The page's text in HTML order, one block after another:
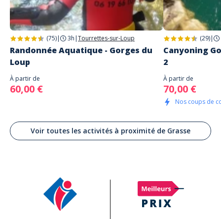
(75)| 3h |Tourrettes-sur-Loup
Randonnée Aquatique - Gorges du
Loup
À partir de
60,00 €
(29)|
Canyoning
2
À partir de
70,00 €
Nos coups de
Voir toutes les activités à proximité de Grasse